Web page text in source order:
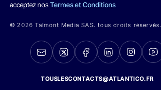
acceptez nosTermes et Conditions
© 2026 Talmont Media SAS. tous droits réservés.
TOUSLESCONTACTS@ATLANTICO.FR